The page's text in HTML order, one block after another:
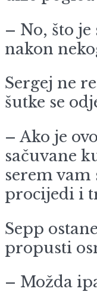
– No, što je
nakon
Sergej ne
šutke se
– Ako je
sačuvane
serem vam
procijedi i
Sepp
propusti
– Možda